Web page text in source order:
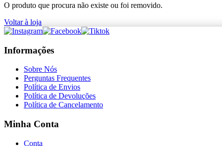
+de 36.000 reviews
O produto que procura não existe ou foi removido.
Voltar à loja
Informações
Sobre Nós
Perguntas Frequentes
Política de Envios
Política de Devoluções
Política de Cancelamento
Minha Conta
Conta